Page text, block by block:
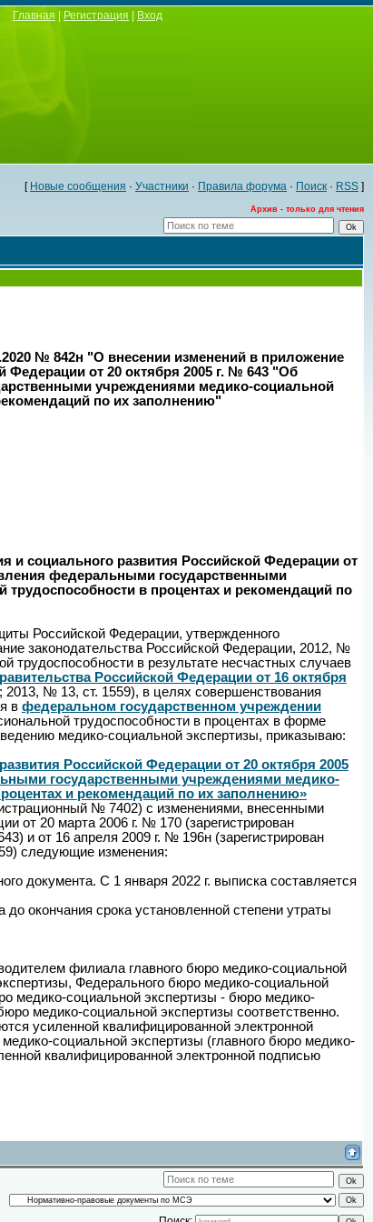
Главная Регистрация Вход
[ Новые сообщения · Участники · Правила форума · Поиск · RSS ]
Архив - только для чтения
№ 842н "О внесении изменений в приложение
Федерации от 20 октября 2005 г. № 643 "Об
учреждениями медико-социальной
по их заполнению"
и социального развития Российской Федерации от
федеральными государственными
в процентах и рекомендаций по
Российской Федерации, утвержденного
законодательства Российской Федерации, 2012, №
трудоспособности в результате несчастных случаев
Российской Федерации от 16 октября
№ 13, ст. 1559), в целях совершенствования
в федеральном государственном учреждении
трудоспособности в процентах в форме
медико-социальной экспертизы, приказываю:
Российской Федерации от 20 октября 2005
государственными учреждениями медико-
и рекомендаций по их заполнению»
№ 7402) с изменениями, внесенными
от 20 марта 2006 г. № 170 (зарегистрирован
и от 16 апреля 2009 г. № 196н (зарегистрирован
следующие изменения:
документа. С 1 января 2022 г. выписка составляется
окончания срока установленной степени утраты
филиала главного бюро медико-социальной
Федерального бюро медико-социальной
медико-социальной экспертизы - бюро медико-
медико-социальной экспертизы соответственно.
усиленной квалифицированной электронной
социальной экспертизы (главного бюро медико-
квалифицированной электронной подписью